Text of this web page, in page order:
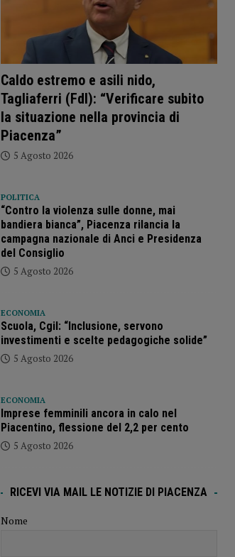
Caldo estremo e asili nido,
Tagliaferri (FdI): “Verificare subito
la situazione nella provincia di
Piacenza”
5 Agosto 2026
POLITICA
“Contro la violenza sulle donne, mai
bandiera bianca”, Piacenza rilancia la
campagna nazionale di Anci e Presidenza
del Consiglio
5 Agosto 2026
ECONOMIA
Scuola, Cgil: “Inclusione, servono
investimenti e scelte pedagogiche solide”
5 Agosto 2026
ECONOMIA
Imprese femminili ancora in calo nel
Piacentino, flessione del 2,2 per cento
5 Agosto 2026
RICEVI VIA MAIL LE NOTIZIE DI PIACENZA
Nome